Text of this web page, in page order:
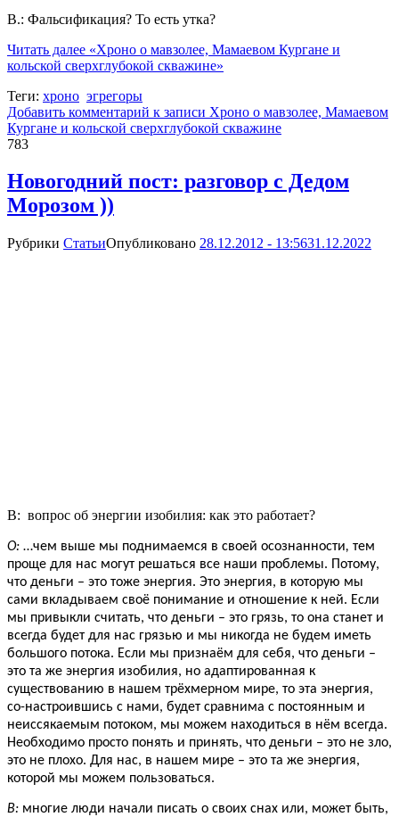
В.: Фальсификация? То есть утка?
Читать далее «Хроно о мавзолее, Мамаевом Кургане и
кольской сверхглубокой скважине»
Теги: хроно эгрегоры
Добавить комментарий к записи Хроно о мавзолее, Мамаевом
Кургане и кольской сверхглубокой скважине
783
Новогодний пост: разговор с Дедом
Морозом ))
Рубрики СтатьиОпубликовано 28.12.2012 - 13:5631.12.2022
В: вопрос об энергии изобилия: как это работает?
О: …чем выше мы поднимаемся в своей осознанности, тем
проще для нас могут решаться все наши проблемы. Потому,
что деньги – это тоже энергия. Это энергия, в которую мы
сами вкладываем своё понимание и отношение к ней. Если
мы привыкли считать, что деньги – это грязь, то она станет и
всегда будет для нас грязью и мы никогда не будем иметь
большого потока. Если мы признаём для себя, что деньги –
это та же энергия изобилия, но адаптированная к
существованию в нашем трёхмерном мире, то эта энергия,
со-настроившись с нами, будет сравнима с постоянным и
неиссякаемым потоком, мы можем находиться в нём всегда.
Необходимо просто понять и принять, что деньги – это не зло,
это не плохо. Для нас, в нашем мире – это та же энергия,
которой мы можем пользоваться.
В: многие люди начали писать о своих снах или, может быть,